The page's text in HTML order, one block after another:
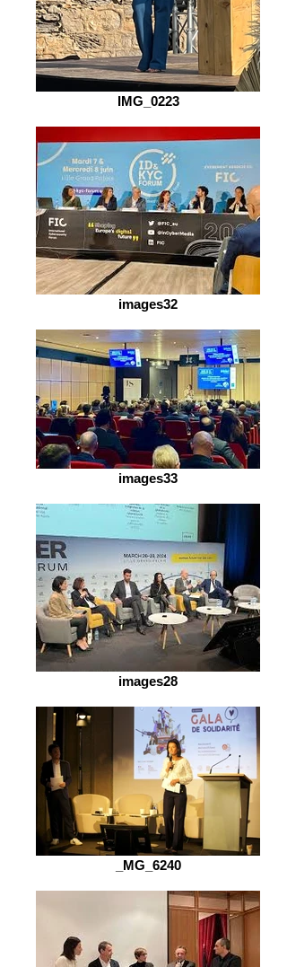
IMG_0223
images32
images33
images28
_MG_6240